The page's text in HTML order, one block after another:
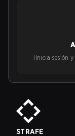
¡Inicia sesión
STRAFE